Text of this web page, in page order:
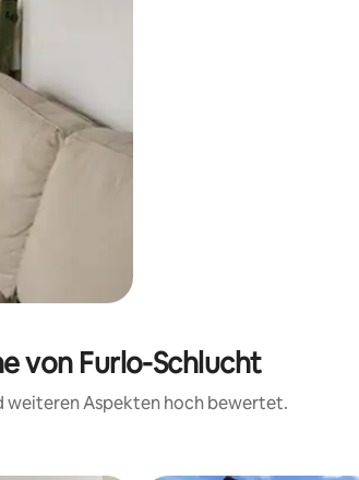
von Furlo-Schlucht
weiteren Aspekten hoch bewertet.